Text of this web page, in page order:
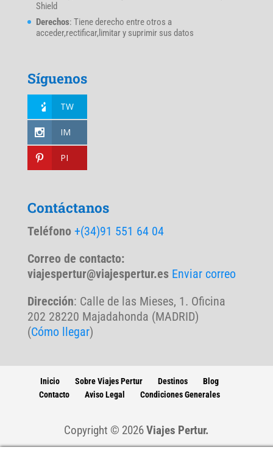
Shield
Derechos: Tiene derecho entre otros a
acceder,rectificar,limitar y suprimir sus datos
Síguenos
TW
IM
PI
Contáctanos
Teléfono +(34)91 551 64 04
Correo de contacto:
viajespertur@viajespertur.es Enviar correo
Dirección: Calle de las Mieses, 1. Oficina
202 28220 Majadahonda (MADRID)
(Cómo llegar)
Inicio Sobre Viajes Pertur Destinos
Blog
Contacto
Aviso Legal Condiciones Generales
Copyright © 2026Viajes Pertur.